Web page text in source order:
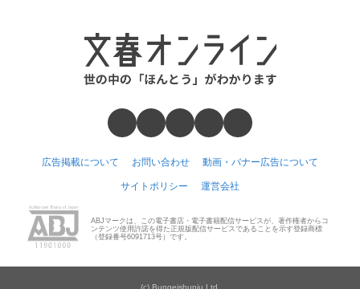
広告掲載について お問い合わせ 動画・バナー広告について
サイトポリシー 運営会社
ABJマークは、この電子書店・電子書籍配信サービスが、著作権者からコ
ンテンツ使用許諾を得た正規版配信サービスであることを示す登録商標
（登録番号6091713号）です。
(c) Bungeishunju Ltd.